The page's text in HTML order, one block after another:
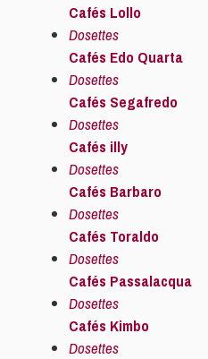
Cafés Lollo
Dosettes
Cafés Edo Quarta
Dosettes
Cafés Segafredo
Dosettes
Cafés illy
Dosettes
Cafés Barbaro
Dosettes
Cafés Toraldo
Dosettes
Cafés Passalacqua
Dosettes
Cafés Kimbo
Dosettes